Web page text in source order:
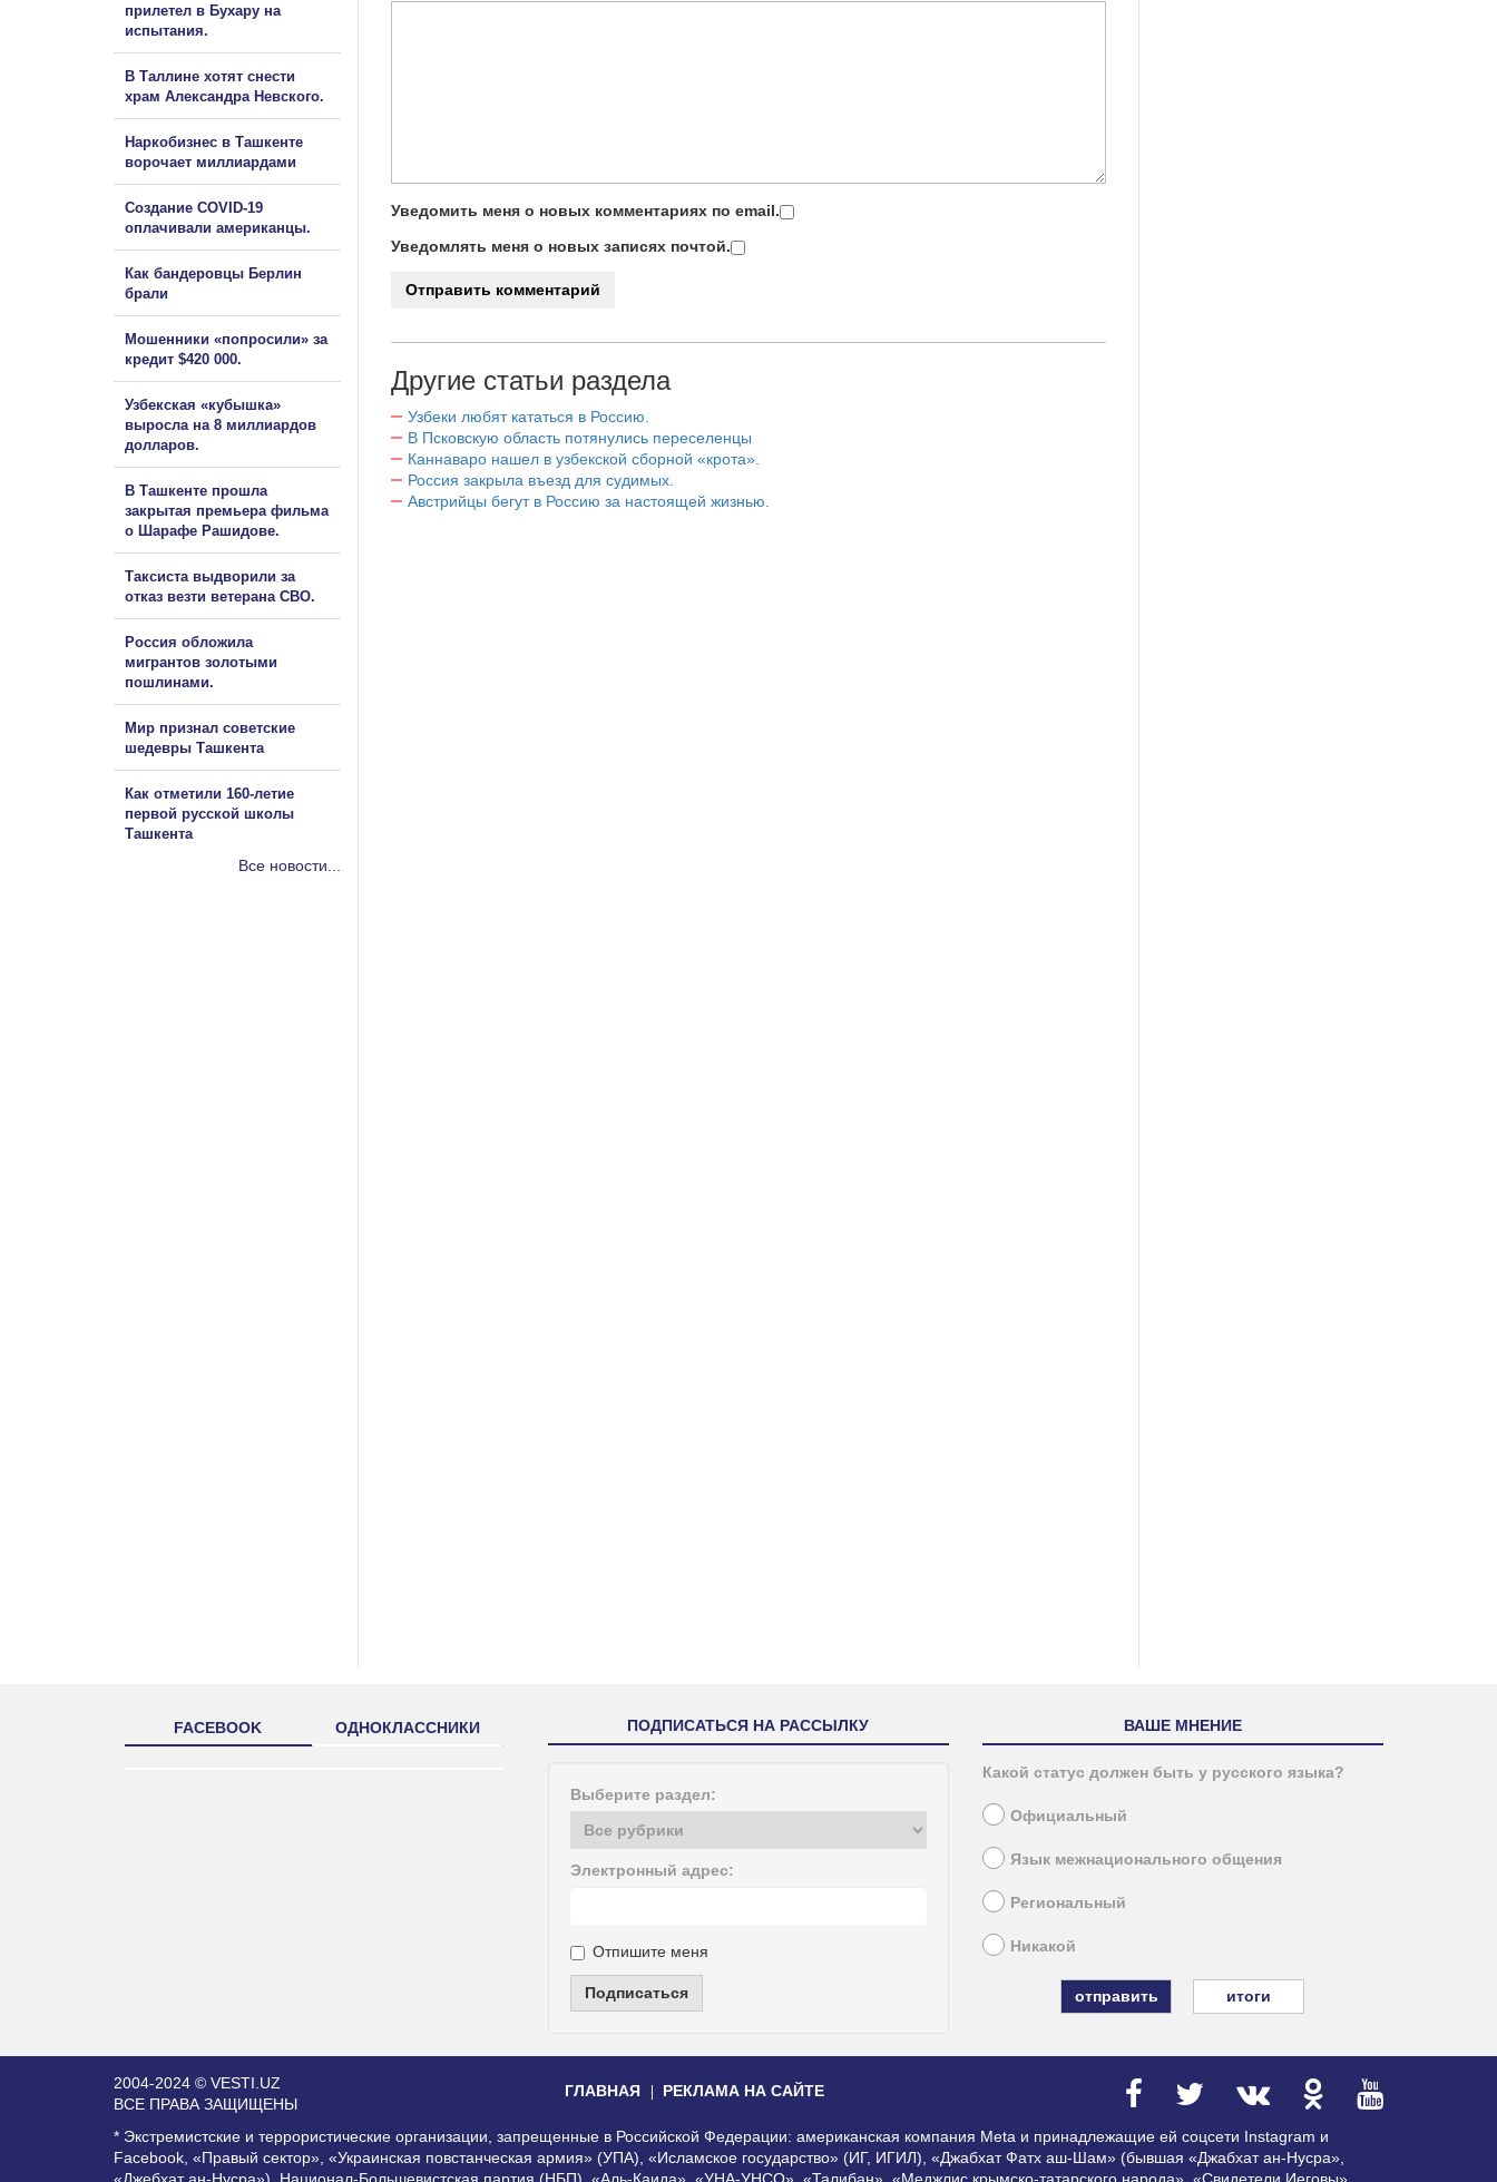
Уведомить меня о новых комментариях по email.
Уведомлять меня о новых записях почтой.
Другие статьи раздела
Узбеки любят кататься в Россию.
В Псковскую область потянулись переселенцы
Каннаваро нашел в узбекской сборной «крота».
Россия закрыла въезд для судимых.
Австрийцы бегут в Россию за настоящей жизнью.
прилетел в Бухару на
испытания.
В Таллине хотят снести
храм Александра Невского.
Наркобизнес в Ташкенте
ворочает миллиардами
Создание COVID-19
оплачивали американцы.
Как бандеровцы Берлин
брали
Мошенники «попросили» за
кредит $420 000.
Узбекская «кубышка»
выросла на 8 миллиардов
долларов.
В Ташкенте прошла
закрытая премьера фильма
о Шарафе Рашидове.
Таксиста выдворили за
отказ везти ветерана СВО.
Россия обложила
мигрантов золотыми
пошлинами.
Мир признал советские
шедевры Ташкента
Как отметили 160-летие
первой русской школы
Ташкента
Все новости...
FACEBOOK ОДНОКЛАССНИКИ ПОДПИСАТЬСЯ НА РАССЫЛКУ
Выберите раздел:
Электронный адрес:
Отпишите меня
Подписаться
ВАШЕ МНЕНИЕ
Какой статус должен быть у русского языка?
Официальный
Язык межнационального общения
Региональный
Никакой
итоги
2004-2024 © VESTI.UZ
ВСЕ ПРАВА ЗАЩИЩЕНЫ
ГЛАВНАЯ РЕКЛАМА НА САЙТЕ
* Экстремистские и террористические организации, запрещенные в Российской Федерации: американская компания Meta и принадлежащие ей соцсети Instagram и
Facebook, «Правый сектор», «Украинская повстанческая армия» (УПА), «Исламское государство» (ИГ, ИГИЛ), «Джабхат Фатх аш-Шам» (бывшая «Джабхат ан-Нусра»,
«Джебхат ан-Нусра»), Национал-Большевистская партия (НБП), «Аль-Каида», «УНА-УНСО», «Талибан», «Меджлис крымско-татарского народа», «Свидетели Иеговы»,